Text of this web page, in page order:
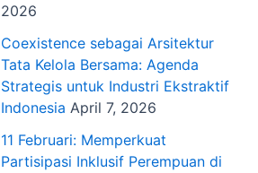
2026
Coexistence sebagai Arsitektur
Tata Kelola Bersama: Agenda
Strategis untuk Industri Ekstraktif
Indonesia April 7, 2026
11 Februari: Memperkuat
Partisipasi Inklusif Perempuan di